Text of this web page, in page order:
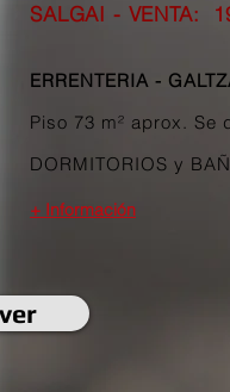
SALGAI - VENTA:
ERRENTERIA -
Piso 73 m² aprox. Se
DORMITORIOS y
+ Información